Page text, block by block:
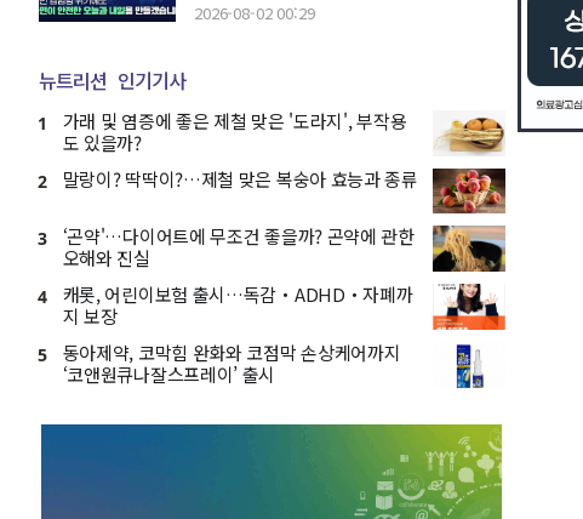
2026-08-02 00:29
뉴트리션 인기기사
1
가래 및 염증에 좋은 제철 맞은 '도라지', 부작용
도 있을까?
2 말랑이? 딱딱이?…제철 맞은 복숭아 효능과 종류
3
‘곤약'…다이어트에 무조건 좋을까? 곤약에 관한
오해와 진실
4
캐롯, 어린이보험 출시…독감‧ADHD‧자폐까
지 보장
5
동아제약, 코막힘 완화와 코점막 손상케어까지
‘코앤원큐나잘스프레이’ 출시